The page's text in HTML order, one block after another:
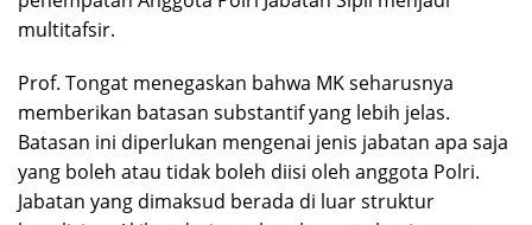
multitafsir.
Prof. Tongat menegaskan bahwa MK seharusnya
memberikan batasan substantif yang lebih jelas.
Batasan ini diperlukan mengenai jenis jabatan apa saja
yang boleh atau tidak boleh diisi oleh anggota Polri.
Jabatan yang dimaksud berada di luar struktur